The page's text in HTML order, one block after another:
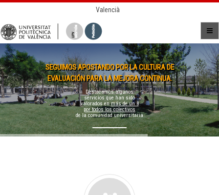
Valencià
SEGUIMOS APOSTANDO POR LA CULTURA DE
EVALUACIÓN PARA LA MEJORA CONTINUA.
Destacamos algunos
servicios que han sido
valorados enmás de un 8
por todos los colectivos
de la comunidad universitaria